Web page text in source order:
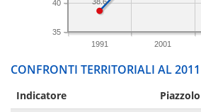
1991 2001
35
40
CONFRONTI TERRITORIALI AL 2011
Indicatore Piazzolo